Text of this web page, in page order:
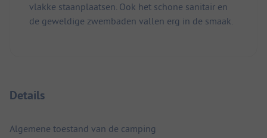
vlakke staanplaatsen. Ook het schone sanitair en
de geweldige zwembaden vallen erg in de smaak.
Details
Algemene toestand van de camping